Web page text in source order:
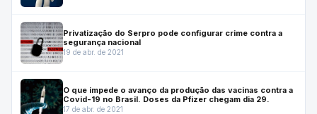
Privatização do Serpro pode configurar crime contra a
segurança nacional
19 de abr. de 2021
O que impede o avanço da produção das vacinas contra a
Covid-19 no Brasil. Doses da Pfizer chegam dia 29.
17 de abr. de 2021